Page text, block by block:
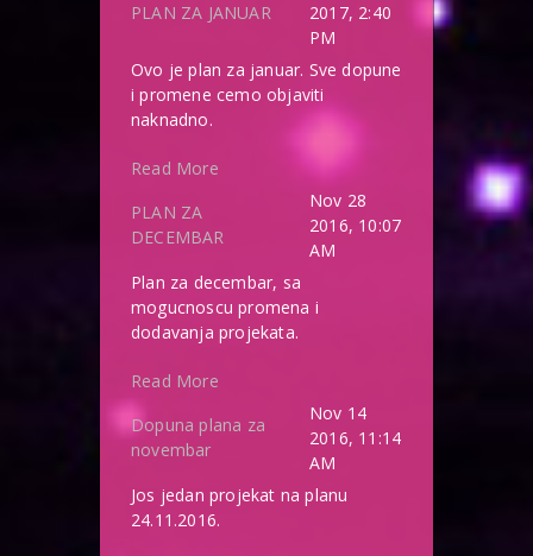
PLAN ZA JANUAR
2017, 2:40
PM
Ovo je plan za januar. Sve dopune
i promene cemo objaviti
naknadno.
Read More
PLAN ZA
DECEMBAR
Nov 28
2016, 10:07
AM
Plan za decembar, sa
mogucnoscu promena i
dodavanja projekata.
Read More
Dopuna plana za
novembar
Nov 14
2016, 11:14
AM
Jos jedan projekat na planu
24.11.2016.